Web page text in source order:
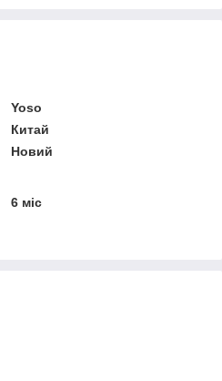
Yoso
Китай
Новий
6 міс